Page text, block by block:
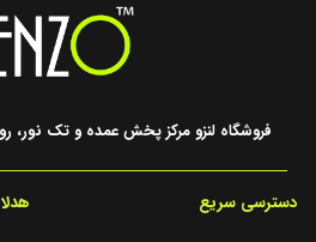
فروشگاه لنزو مرکز پخش عمده و تک نور،
دسترسی سریع